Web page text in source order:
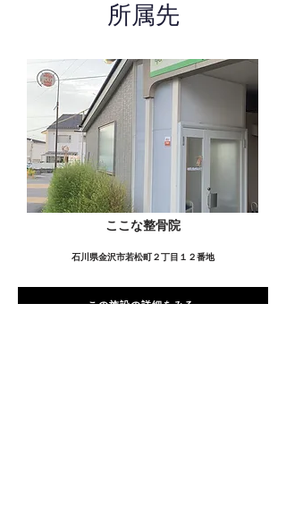
所属先
ここな整骨院
石川県金沢市若松町２丁目１２番地
この施設の詳細をみる